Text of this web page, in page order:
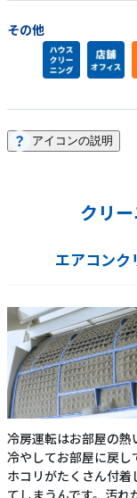
その他
アイコンの説明
クリ
エアコンク
冷房運転はお部屋の熱
冷やしてお部屋に戻
ホコリがたくさん付